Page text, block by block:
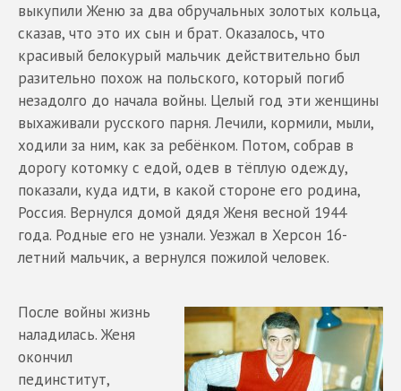
выкупили Женю за два обручальных золотых кольца,
сказав, что это их сын и брат. Оказалось, что
красивый белокурый мальчик действительно был
разительно похож на польского, который погиб
незадолго до начала войны. Целый год эти женщины
выхаживали русского парня. Лечили, кормили, мыли,
ходили за ним, как за ребёнком. Потом, собрав в
дорогу котомку с едой, одев в тёплую одежду,
показали, куда идти, в какой стороне его родина,
Россия. Вернулся домой дядя Женя весной 1944
года. Родные его не узнали. Уезжал в Херсон 16-
летний мальчик, а вернулся пожилой человек.
После войны жизнь
наладилась. Женя
окончил
пединститут,